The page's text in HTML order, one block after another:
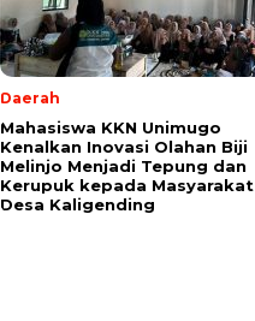
Daerah
Mahasiswa KKN Unimugo
Kenalkan Inovasi Olahan Biji
Melinjo Menjadi Tepung dan
Kerupuk kepada Masyarakat
Desa Kaligending